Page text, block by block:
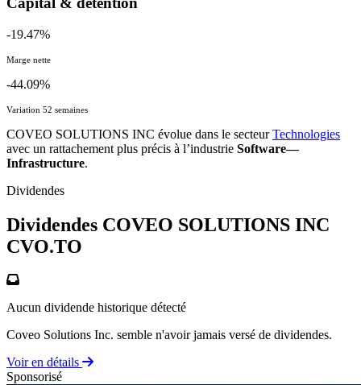
-19.47%
Marge nette
-44.09%
Variation 52 semaines
COVEO SOLUTIONS INC évolue dans le secteurTechnologies
avec un rattachement plus précis à l’industrie Software—
Infrastructure.
Dividendes
Dividendes COVEO SOLUTIONS INC
CVO.TO
Aucun dividende historique détecté
Coveo Solutions Inc. semble n'avoir jamais versé de dividendes.
Voir en détails
Sponsorisé